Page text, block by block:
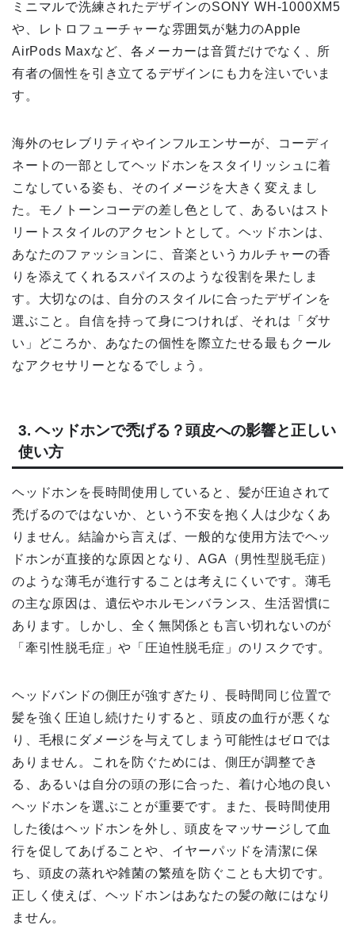
ミニマルで洗練されたデザインのSONY WH-1000XM5
や、レトロフューチャーな雰囲気が魅力のApple
AirPods Maxなど、各メーカーは音質だけでなく、所
有者の個性を引き立てるデザインにも力を注いでいま
す。
海外のセレブリティやインフルエンサーが、コーディ
ネートの一部としてヘッドホンをスタイリッシュに着
こなしている姿も、そのイメージを大きく変えまし
た。モノトーンコーデの差し色として、あるいはスト
リートスタイルのアクセントとして。ヘッドホンは、
あなたのファッションに、音楽というカルチャーの香
りを添えてくれるスパイスのような役割を果たしま
す。大切なのは、自分のスタイルに合ったデザインを
選ぶこと。自信を持って身につければ、それは「ダサ
い」どころか、あなたの個性を際立たせる最もクール
なアクセサリーとなるでしょう。
3. ヘッドホンで禿げる？頭皮への影響と正しい
使い方
ヘッドホンを長時間使用していると、髪が圧迫されて
禿げるのではないか、という不安を抱く人は少なくあ
りません。結論から言えば、一般的な使用方法でヘッ
ドホンが直接的な原因となり、AGA（男性型脱毛症）
のような薄毛が進行することは考えにくいです。薄毛
の主な原因は、遺伝やホルモンバランス、生活習慣に
あります。しかし、全く無関係とも言い切れないのが
「牽引性脱毛症」や「圧迫性脱毛症」のリスクです。
ヘッドバンドの側圧が強すぎたり、長時間同じ位置で
髪を強く圧迫し続けたりすると、頭皮の血行が悪くな
り、毛根にダメージを与えてしまう可能性はゼロでは
ありません。これを防ぐためには、側圧が調整でき
る、あるいは自分の頭の形に合った、着け心地の良い
ヘッドホンを選ぶことが重要です。また、長時間使用
した後はヘッドホンを外し、頭皮をマッサージして血
行を促してあげることや、イヤーパッドを清潔に保
ち、頭皮の蒸れや雑菌の繁殖を防ぐことも大切です。
正しく使えば、ヘッドホンはあなたの髪の敵にはなり
ません。